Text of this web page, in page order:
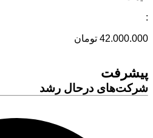
:
42.000.000 تومان
پیشرفت
شرکت‌های درحال رشد